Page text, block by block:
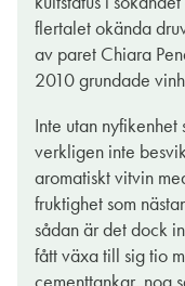
flertalet okända
av paret Chiara
2010 grundade
Inte utan
verkligen inte
aromatiskt vitvin
fruktighet som
sådan är det dock
fått växa till sig tio